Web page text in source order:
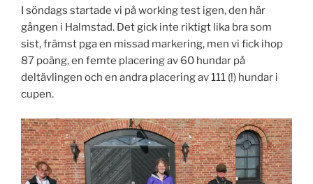
I söndags startade vi på working test igen, den här
gången i Halmstad. Det gick inte riktigt lika bra som
sist, främst pga en missad markering, men vi fick ihop
87 poäng, en femte placering av 60 hundar på
deltävlingen och en andra placering av 111 (!) hundar i
cupen.